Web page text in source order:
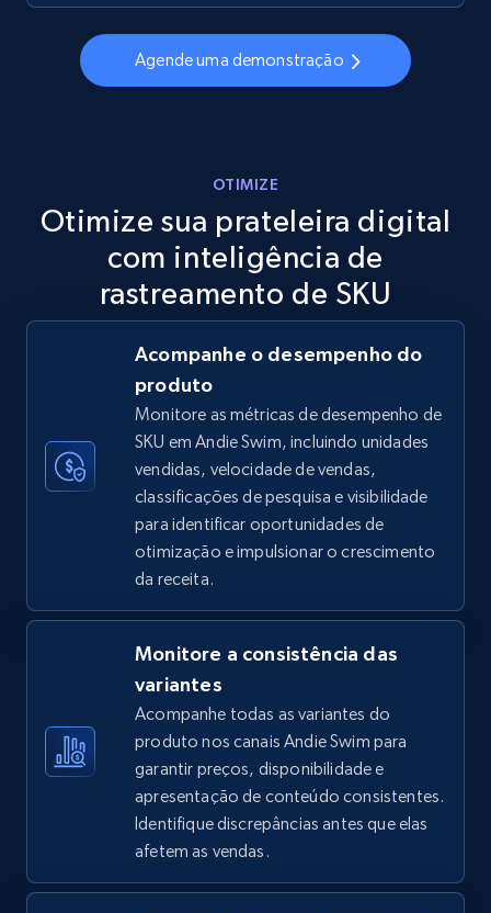
Walmart - products - Discover products by
5.6K+ 875+ Comece agora
TikTok Shop
URL, Title, Available, Description, Currency, Initial
price, Final price, Discount percent, and more.
5.4K+ 667+ Comece agora
TikTok Shop - category
URL, Title, Available, Description, Currency, Initial
price, Final price, Discount percent, and more.
667+ Comece agora
TikTok Shop - Collect TikTok shop products
by keywords search
price, Final price, Discount percent, and more.
Agende uma demonstração
OTIMIZE
Otimize sua prateleira digital
com inteligência de
rastreamento de SKU
Acompanhe o desempenho do
produto
Monitore as métricas de desempenho de
SKU em Andie Swim, incluindo unidades
vendidas, velocidade de vendas,
classificações de pesquisa e visibilidade
para identificar oportunidades de
otimização e impulsionar o crescimento
da receita.
Monitore a consistência das
variantes
Acompanhe todas as variantes do
produto nos canais Andie Swim para
garantir preços, disponibilidade e
apresentação de conteúdo consistentes.
Identifique discrepâncias antes que elas
afetem as vendas.